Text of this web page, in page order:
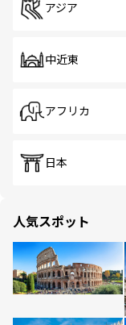
アジア
中近東
アフリカ
日本
人気スポット